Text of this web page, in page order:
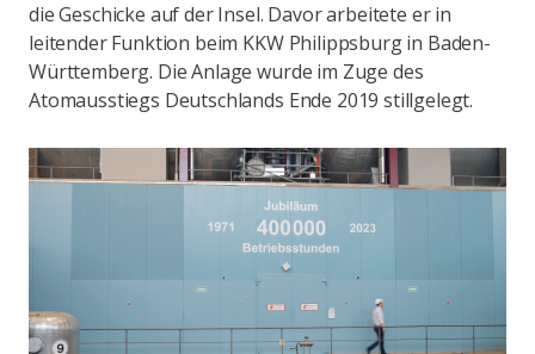
die Geschicke auf der Insel. Davor arbeitete er in
leitender Funktion beim KKW Philippsburg in Baden-
Württemberg. Die Anlage wurde im Zuge des
Atomausstiegs Deutschlands Ende 2019 stillgelegt.